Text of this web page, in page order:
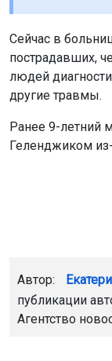
Сейчас в
пострадавших,
людей
другие травмы.
Ранее 9-летний
Геленджиком
Автор:
публикации
Агентство